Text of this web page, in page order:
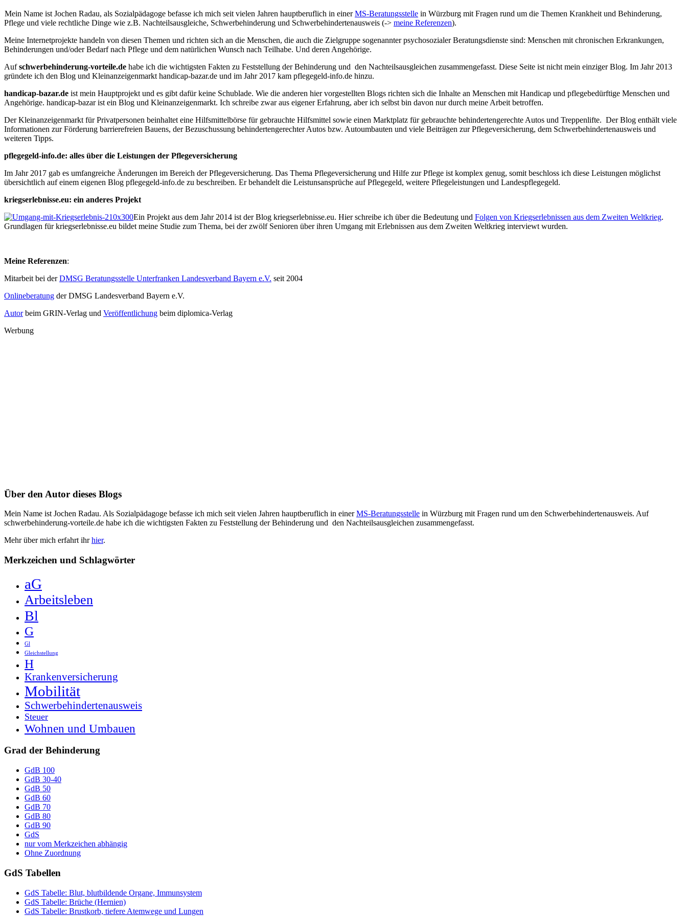
Mein Name ist Jochen Radau, als Sozialpädagoge befasse ich mich seit vielen Jahren hauptberuflich in einerMS-Beratungsstelle in Würzburg mit Fragen rund um die Themen Krankheit und Behinderung,
Pflege und viele rechtliche Dinge wie z.B. Nachteilsausgleiche, Schwerbehinderung und Schwerbehindertenausweis (-> meine Referenzen).
Meine Internetprojekte handeln von diesen Themen und richten sich an die Menschen, die auch die Zielgruppe sogenannter psychosozialer Beratungsdienste sind: Menschen mit chronischen Erkrankungen,
Behinderungen und/oder Bedarf nach Pflege und dem natürlichen Wunsch nach Teilhabe. Und deren Angehörige.
Aufschwerbehinderung-vorteile.de habe ich die wichtigsten Fakten zu Feststellung der Behinderung und den Nachteilsausgleichen zusammengefasst. Diese Seite ist nicht mein einziger Blog. Im Jahr 2013
gründete ich den Blog und Kleinanzeigenmarkt handicap-bazar.de und im Jahr 2017 kam pflegegeld-info.de hinzu.
handicap-bazar.de ist mein Hauptprojekt und es gibt dafür keine Schublade. Wie die anderen hier vorgestellten Blogs richten sich die Inhalte an Menschen mit Handicap und pflegebedürftige Menschen und
Angehörige. handicap-bazar ist ein Blog und Kleinanzeigenmarkt. Ich schreibe zwar aus eigener Erfahrung, aber ich selbst bin davon nur durch meine Arbeit betroffen.
Der Kleinanzeigenmarkt für Privatpersonen beinhaltet eine Hilfsmittelbörse für gebrauchte Hilfsmittel sowie einen Marktplatz für gebrauchte behindertengerechte Autos und Treppenlifte. Der Blog enthält viele
Informationen zur Förderung barrierefreien Bauens, der Bezuschussung behindertengerechter Autos bzw. Autoumbauten und viele Beiträgen zur Pflegeversicherung, dem Schwerbehindertenausweis und
weiteren Tipps.
pflegegeld-info.de: alles über die Leistungen der Pflegeversicherung
Im Jahr 2017 gab es umfangreiche Änderungen im Bereich der Pflegeversicherung. Das Thema Pflegeversicherung und Hilfe zur Pflege ist komplex genug, somit beschloss ich diese Leistungen möglichst
übersichtlich auf einem eigenen Blog pflegegeld-info.de zu beschreiben. Er behandelt die Leistunsansprüche auf Pflegegeld, weitere Pflegeleistungen und Landespflegegeld.
kriegserlebnisse.eu: ein anderes Projekt
Ein Projekt aus dem Jahr 2014 ist der Blog kriegserlebnisse.eu. Hier schreibe ich über die Bedeutung und Folgen von Kriegserlebnissen aus dem Zweiten Weltkrieg.
Grundlagen für kriegserlebnisse.eu bildet meine Studie zum Thema, bei der zwölf Senioren über ihren Umgang mit Erlebnissen aus dem Zweiten Weltkrieg interviewt wurden.
Meine Referenzen:
Mitarbeit bei derDMSG Beratungsstelle Unterfranken Landesverband Bayern e.V. seit 2004
Onlineberatung der DMSG Landesverband Bayern e.V.
Autorbeim GRIN-Verlag und Veröffentlichung beim diplomica-Verlag
Werbung
Über den Autor dieses Blogs
Mein Name ist Jochen Radau. Als Sozialpädagoge befasse ich mich seit vielen Jahren hauptberuflich in einerMS-Beratungsstelle in Würzburg mit Fragen rund um den Schwerbehindertenausweis. Auf
schwerbehinderung-vorteile.de habe ich die wichtigsten Fakten zu Feststellung der Behinderung und den Nachteilsausgleichen zusammengefasst.
Mehr über mich erfahrt ihrhier.
Merkzeichen und Schlagwörter
aG
Arbeitsleben
Bl
G
Gl
Gleichstellung
H
Krankenversicherung
Mobilität
Schwerbehindertenausweis
Steuer
Wohnen und Umbauen
Grad der Behinderung
GdB 100
GdB 30-40
GdB 50
GdB 60
GdB 70
GdB 80
GdB 90
GdS
nur vom Merkzeichen abhängig
Ohne Zuordnung
GdS Tabellen
GdS Tabelle: Blut, blutbildende Organe, Immunsystem
GdS Tabelle: Brüche (Hernien)
GdS Tabelle: Brustkorb, tiefere Atemwege und Lungen